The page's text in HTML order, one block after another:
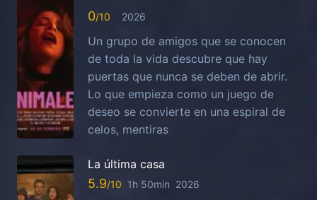
0 2026
Un grupo de amigos que se conocen
de toda la vida descubre que hay
puertas que nunca se deben de abrir.
Lo que empieza como un juego de
deseo se convierte en una espiral de
celos, mentiras
La última casa
5.9 1h 50min 2026